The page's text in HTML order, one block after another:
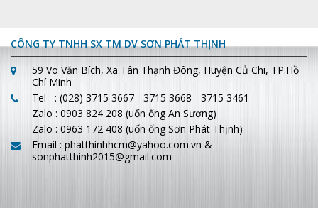
CÔNG TY TNHH SX TM DV SƠN PHÁT THỊNH
59 Võ Văn Bích, Xã Tân Thạnh Đông, Huyện Củ Chi, TP.Hồ
Chí Minh
Tel : (028) 3715 3667 - 3715 3668 -3715 3461
Zalo : 0903 824 208 (uốn ống An Sương)
Zalo : 0963 172 408 (uốn ống Sơn Phát Thịnh)